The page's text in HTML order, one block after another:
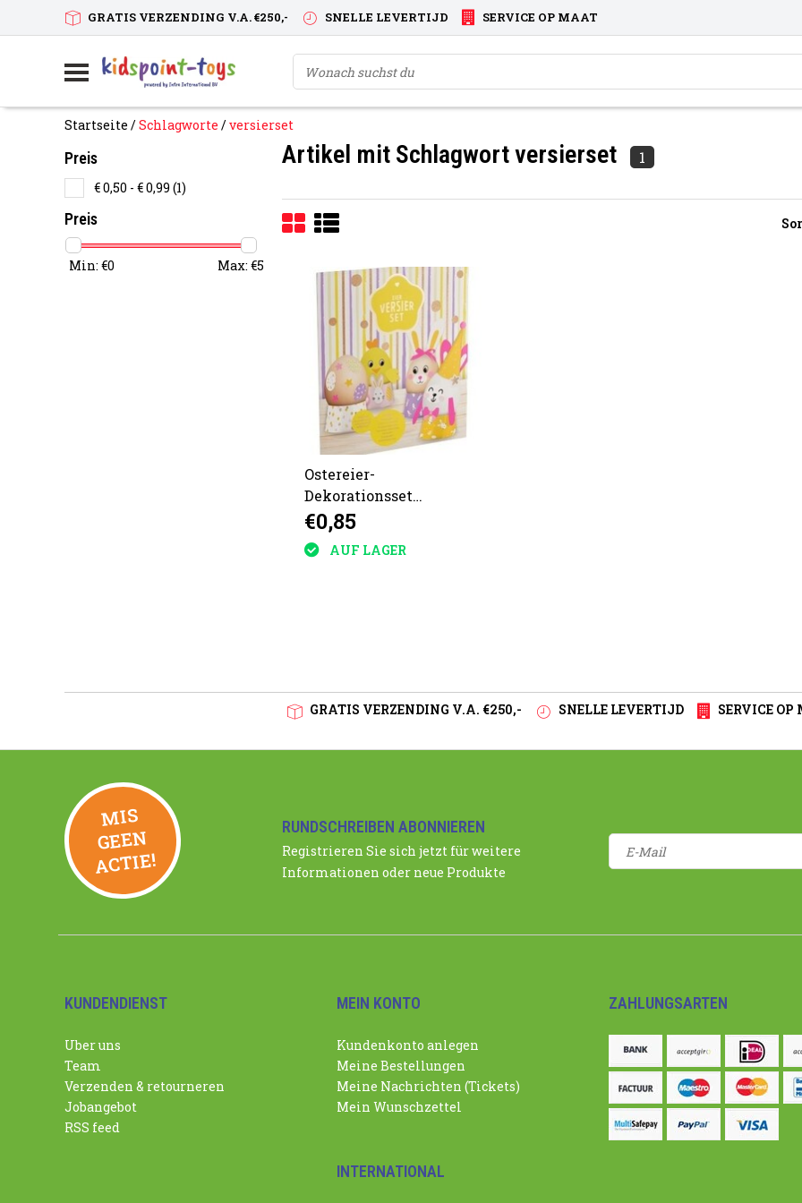
GRATIS VERZENDING V.A. €250,- SNELLE LEVERTIJD SERVICE OP MAAT
Startseite /Schlagworte /versierset
Preis
€ 0,50 - € 0,99 (1)
Preis
Min: €0 Max: €5
Artikel mit Schlagwort versierset 1
Ostereier-
Dekorationsset
19x21cm
€0,85
AUF LAGER
GRATIS VERZENDING V.A. €250,- SNELLE LEVERTIJD SERVICE OP
MIS
GEE
N
ACTIE!
RUNDSCHREIBEN ABONNIEREN
Registrieren Sie sich jetzt für weitere
Informationen oder neue Produkte
KUNDENDIENST
Uber uns
Team
Verzenden & retourneren
Jobangebot
RSS feed
MEIN KONTO
Kundenkonto anlegen
Meine Bestellungen
Meine Nachrichten (Tickets)
Mein Wunschzettel
INTERNATIONAL
ZAHLUNGSARTEN